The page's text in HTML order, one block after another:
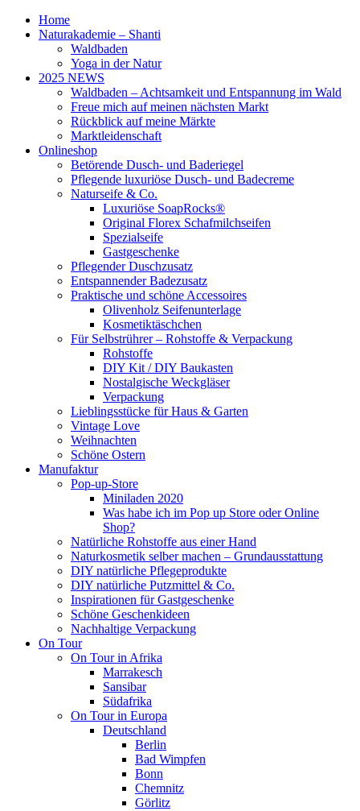
Home
Naturakademie – Shanti
Waldbaden
Yoga in der Natur
2025 NEWS
Waldbaden – Achtsamkeit und Entspannung im Wald
Freue mich auf meinen nächsten Markt
Rückblick auf meine Märkte
Marktleidenschaft
Onlineshop
Betörende Dusch- und Baderiegel
Pflegende luxuriöse Dusch- und Badecreme
Naturseife & Co.
Luxuriöse SoapRocks®
Original Florex Schafmilchseifen
Spezialseife
Gastgeschenke
Pflegender Duschzusatz
Entspannender Badezusatz
Praktische und schöne Accessoires
Olivenholz Seifenunterlage
Kosmetiktäschchen
Für Selbstrührer – Rohstoffe & Verpackung
Rohstoffe
DIY Kit / DIY Baukasten
Nostalgische Weckgläser
Verpackung
Lieblingsstücke für Haus & Garten
Vintage Love
Weihnachten
Schöne Ostern
Manufaktur
Pop-up-Store
Miniladen 2020
Was habe ich im Pop up Store oder Online
Shop?
Natürliche Rohstoffe aus einer Hand
Naturkosmetik selber machen – Grundausstattung
DIY natürliche Pflegeprodukte
DIY natürliche Putzmittel & Co.
Inspirationen für Gastgeschenke
Schöne Geschenkideen
Nachhaltige Verpackung
On Tour
On Tour in Afrika
Marrakesch
Sansibar
Südafrika
On Tour in Europa
Deutschland
Berlin
Bad Wimpfen
Bonn
Chemnitz
Görlitz